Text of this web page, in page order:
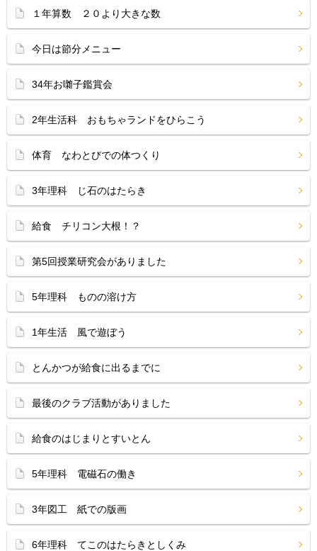
１年算数 ２０より大きな数
今日は節分メニュー
34年お囃子鑑賞会
2年生活科 おもちゃランドをひらこう
体育 なわとびでの体つくり
3年理科 じ石のはたらき
給食 チリコン大根！？
第5回授業研究会がありました
5年理科 ものの溶け方
1年生活 風で遊ぼう
とんかつが給食に出るまでに
最後のクラブ活動がありました
給食のはじまりとすいとん
5年理科 電磁石の働き
3年図工 紙での版画
6年理科 てこのはたらきとしくみ